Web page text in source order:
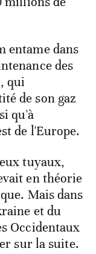
entame dans
des
qui
de son gaz
qu'à
de l'Europe.
tuyaux,
en théorie
Mais dans
et du
Occidentaux
sur la suite.